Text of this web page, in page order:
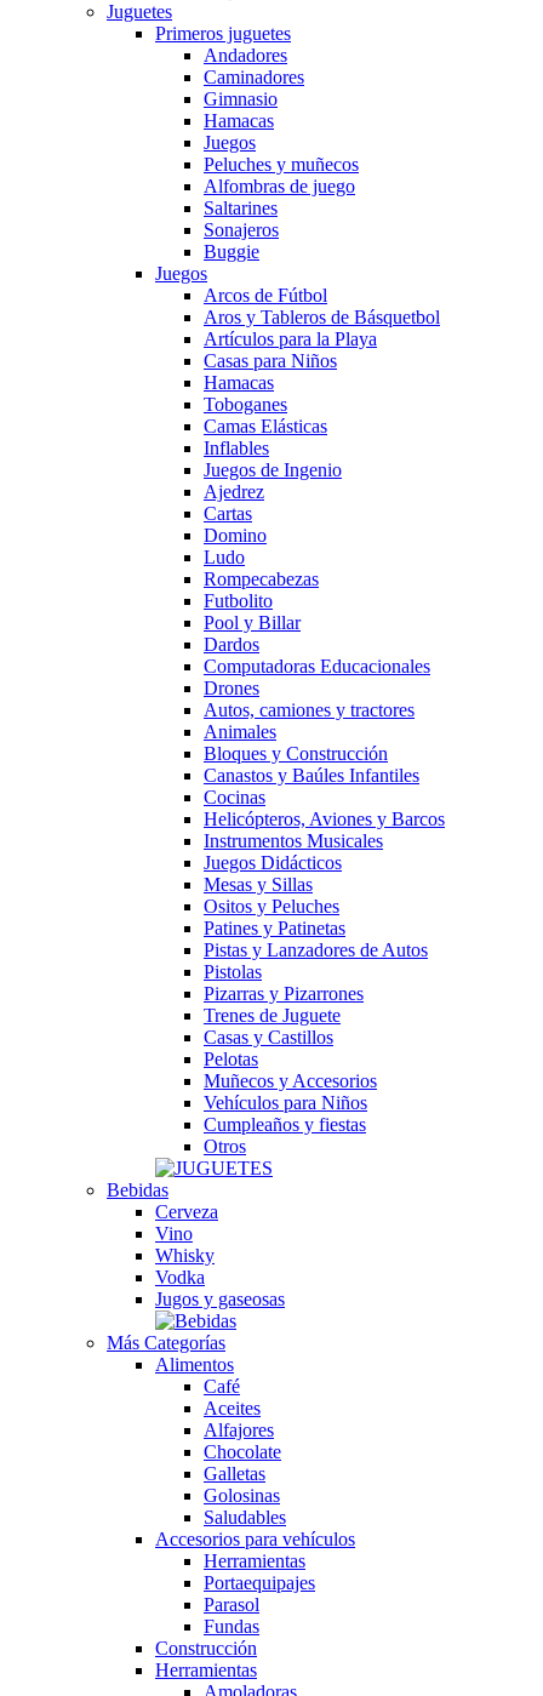
Juguetes
Primeros juguetes
Andadores
Caminadores
Gimnasio
Hamacas
Juegos
Peluches y muñecos
Alfombras de juego
Saltarines
Sonajeros
Buggie
Juegos
Arcos de Fútbol
Aros y Tableros de Básquetbol
Artículos para la Playa
Casas para Niños
Hamacas
Toboganes
Camas Elásticas
Inflables
Juegos de Ingenio
Ajedrez
Cartas
Domino
Ludo
Rompecabezas
Futbolito
Pool y Billar
Dardos
Computadoras Educacionales
Drones
Autos, camiones y tractores
Animales
Bloques y Construcción
Canastos y Baúles Infantiles
Cocinas
Helicópteros, Aviones y Barcos
Instrumentos Musicales
Juegos Didácticos
Mesas y Sillas
Ositos y Peluches
Patines y Patinetas
Pistas y Lanzadores de Autos
Pistolas
Pizarras y Pizarrones
Trenes de Juguete
Casas y Castillos
Pelotas
Muñecos y Accesorios
Vehículos para Niños
Cumpleaños y fiestas
Otros
Bebidas
Cerveza
Vino
Whisky
Vodka
Jugos y gaseosas
Más Categorías
Alimentos
Café
Aceites
Alfajores
Chocolate
Galletas
Golosinas
Saludables
Accesorios para vehículos
Herramientas
Portaequipajes
Parasol
Fundas
Construcción
Herramientas
Amoladoras